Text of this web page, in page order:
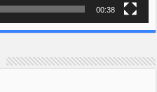
00:38